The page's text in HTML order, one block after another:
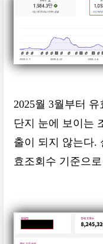
2025월 3월부터
단지 눈에 보이는
출이 되지 않는다.
효조회수 기준으